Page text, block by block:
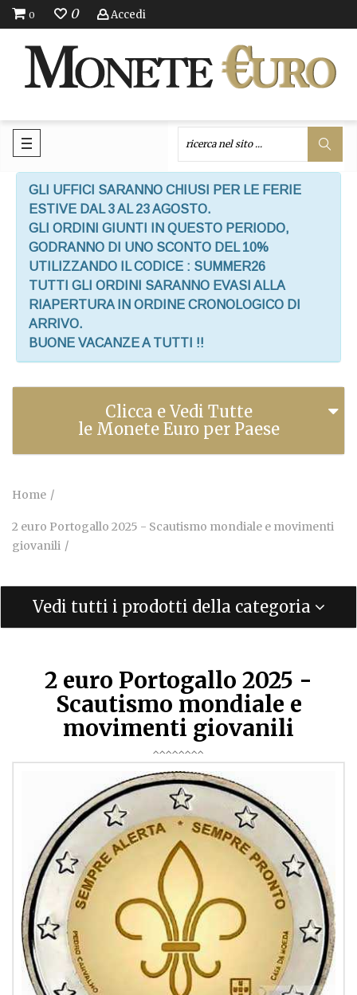
0 0 Accedi
GLI UFFICI SARANNO CHIUSI PER LE FERIE
ESTIVE DAL 3 AL 23 AGOSTO.
GLI ORDINI GIUNTI IN QUESTO PERIODO,
GODRANNO DI UNO SCONTO DEL 10%
UTILIZZANDO IL CODICE : SUMMER26
TUTTI GLI ORDINI SARANNO EVASI ALLA
RIAPERTURA IN ORDINE CRONOLOGICO DI
ARRIVO.
BUONE VACANZE A TUTTI !!
Clicca e Vedi Tutte
le Monete Euro per Paese
Home
2 euro Portogallo 2025 - Scautismo mondiale e movimenti
giovanili
Vedi tutti i prodotti della categoria
2 euro Portogallo 2025 -
Scautismo mondiale e
movimenti giovanili